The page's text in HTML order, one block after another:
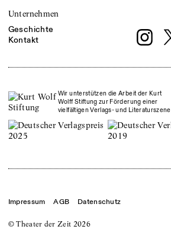
Unternehmen
Geschichte
Kontakt
Wir unterstützen die Arbeit der Kurt
Wolff Stiftung zur Förderung einer
vielfältigen Verlags- und Literaturszene
© Theater der Zeit 2026
Impressum AGB Datenschutz